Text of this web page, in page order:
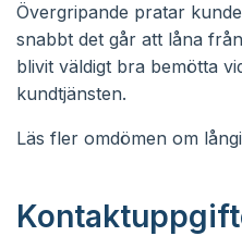
Övergripande pratar
snabbt det går att låna
blivit väldigt bra bemötta
kundtjänsten.
Läs fler omdömen om